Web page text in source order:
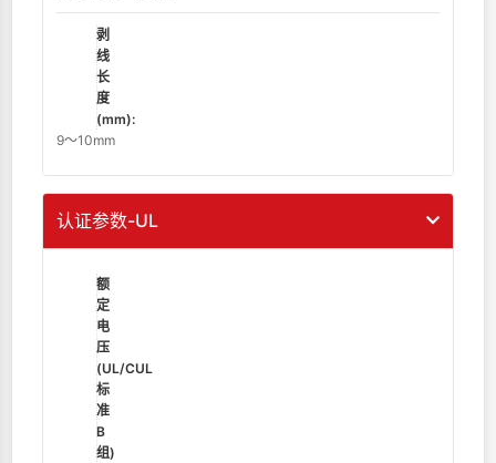
剥
线
长
度
(mm):
9～10mm
认证参数-UL
额
定
电
压
(UL/CUL
标
准
B
组)